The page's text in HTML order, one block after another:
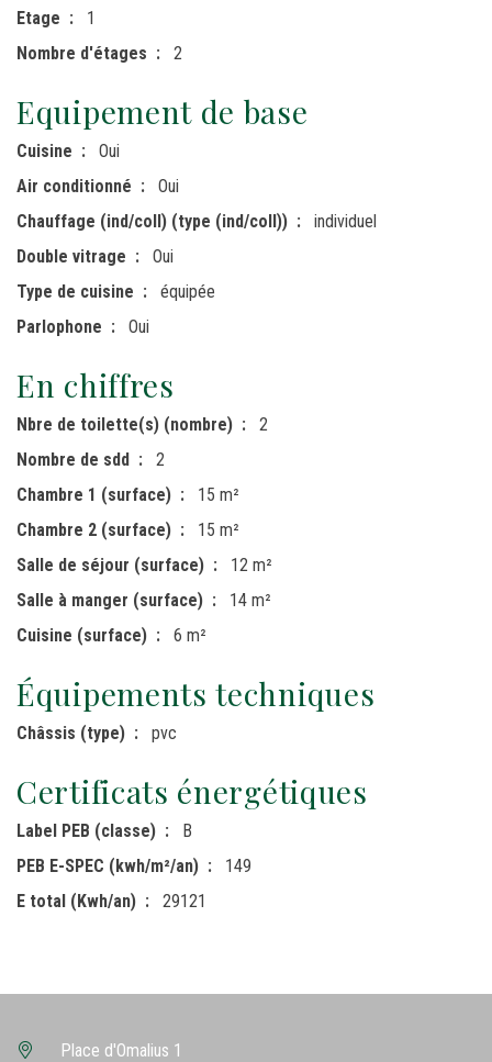
Etage
1
Nombre d'étages
2
Equipement de base
Cuisine
Oui
Air conditionné
Oui
Chauffage (ind/coll) (type (ind/coll))
individuel
Double vitrage
Oui
Type de cuisine
équipée
Parlophone
Oui
En chiffres
Nbre de toilette(s) (nombre)
2
Nombre de sdd
2
Chambre 1 (surface)
15 m²
Chambre 2 (surface)
15 m²
Salle de séjour (surface)
12 m²
Salle à manger (surface)
14 m²
Cuisine (surface)
6 m²
Équipements techniques
Châssis (type) pvc
Certificats énergétiques
Label PEB (classe)
B
PEB E-SPEC (kwh/m²/an)
149
E total (Kwh/an)
29121
Place d'Omalius 1